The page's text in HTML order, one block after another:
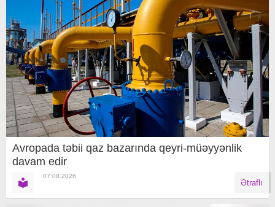
Avropada təbii qaz bazarında qeyri-müəyyənlik
davam edir
07.08.2026
Ətraflı